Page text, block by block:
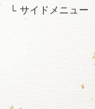
サイドメニュー